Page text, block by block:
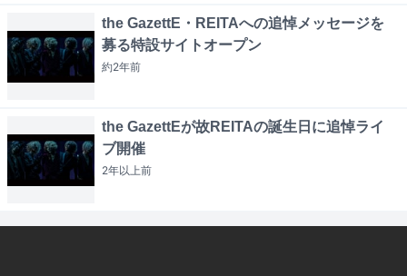
the GazettE・REITAへの追悼メッセージを
募る特設サイトオープン
約2年前
the GazettEが故REITAの誕生日に追悼ライ
ブ開催
2年以上前